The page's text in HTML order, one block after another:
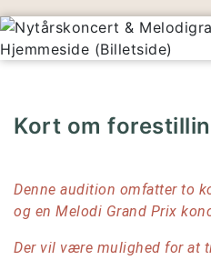
Kort om
Denne audition omfatter to
og en Melodi Grand Prix
Der vil være mulighed for at